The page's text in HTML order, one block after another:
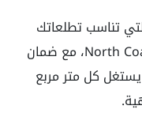
تناسب تطلعاتك
الاستثمارية أو السكنية في قلب North Coast، مع ضمان
كل متر مربع